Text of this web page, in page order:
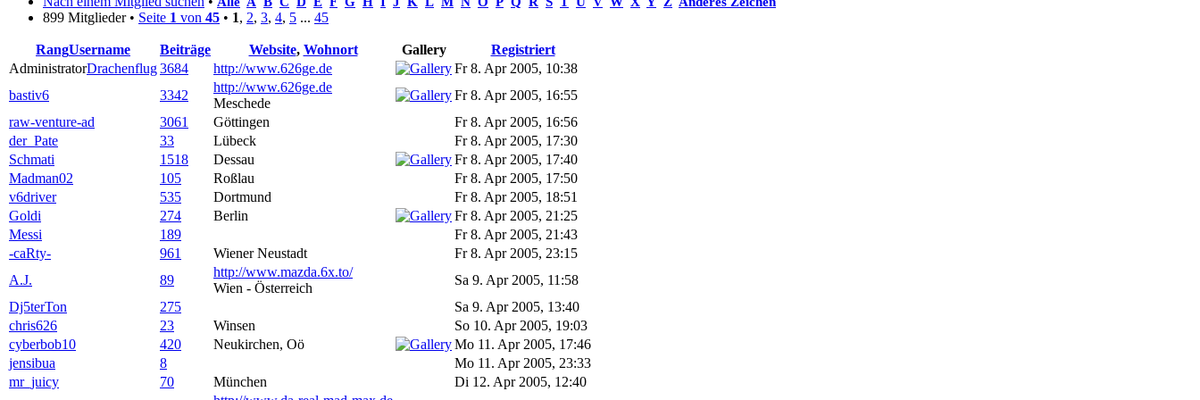
899 Mitglieder • Seite 1 von 45 • 1, 2, 3, 4, 5 ... 45
RangUsername Beiträge Website, Wohnort Gallery
Registriert
AdministratorDrachenflug3684 http://www.626ge.de
Fr 8. Apr 2005, 10:38
bastiv6
3342
http://www.626ge.de
Meschede
Fr 8. Apr 2005, 16:55
raw-venture-ad
3061 Göttingen
Fr 8. Apr 2005, 16:56
der_Pate
33 Lübeck
Fr 8. Apr 2005, 17:30
Schmati
1518 Dessau
Fr 8. Apr 2005, 17:40
Madman02
105 Roßlau
Fr 8. Apr 2005, 17:50
v6driver
535 Dortmund
Fr 8. Apr 2005, 18:51
Goldi
274 Berlin
Fr 8. Apr 2005, 21:25
Messi
189
Fr 8. Apr 2005, 21:43
-caRty-
961 Wiener Neustadt
Fr 8. Apr 2005, 23:15
A.J.
89
http://www.mazda.6x.to/
Wien - Österreich
Sa 9. Apr 2005, 11:58
Dj5terTon
275
Sa 9. Apr 2005, 13:40
chris626
23 Winsen
So 10. Apr 2005, 19:03
cyberbob10
420 Neukirchen, Oö
Mo 11. Apr 2005, 17:46
jensibua
8
Mo 11. Apr 2005, 23:33
mr_juicy
70 München
Di 12. Apr 2005, 12:40